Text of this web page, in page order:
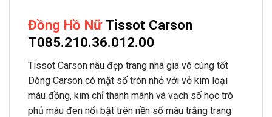
Đồng Hồ NữTissot Carson
T085.210.36.012.00
Tissot Carson nâu đẹp trang nhã giá vô cùng tốt
Dòng Carson có mặt số tròn nhỏ với vỏ kim loại
màu đồng, kim chỉ thanh mãnh và vạch số học trò
phủ màu đen nổi bật trên nền số màu trắng trang